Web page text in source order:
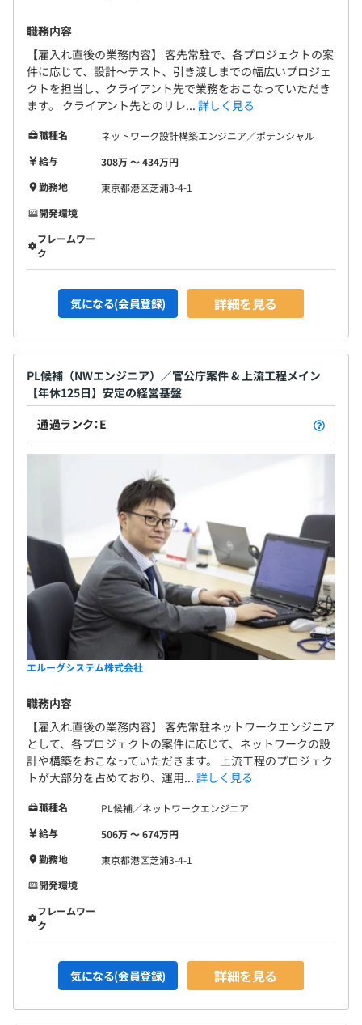
じ）
職務内容
【雇入れ直後の業務内容】 客先常駐で、各プロジェクトの案
件に応じて、設計～テスト、引き渡しまでの幅広いプロジェ
クトを担当し、クライアント先で業務をおこなっていただき
ます。 クライアント先とのリレ... 詳しく見る
職種名
ネットワーク設計構築エンジニア／ポテンシャル
給与
308万 〜 434万円
勤務地
東京都港区芝浦3-4-1
開発環境
フレームワー
ク
気になる(会員登録) 詳細を見る
PL候補（NWエンジニア）／官公庁案件 & 上流工程メイン
【年休125日】安定の経営基盤
通過ランク：E
エルーグシステム株式会社
職務内容
【雇入れ直後の業務内容】 客先常駐ネットワークエンジニア
として、各プロジェクトの案件に応じて、ネットワークの設
計や構築をおこなっていただきます。 上流工程のプロジェク
トが大部分を占めており、運用... 詳しく見る
職種名
PL候補／ネットワークエンジニア
給与
506万 〜 674万円
勤務地
東京都港区芝浦3-4-1
開発環境
フレームワー
ク
気になる(会員登録) 詳細を見る